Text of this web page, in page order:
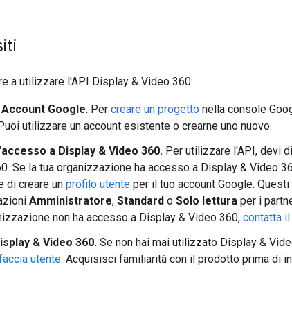
a utilizzare l'API Display & Video 360:
Google. Per creare un progetto nella console
utilizzare un account esistente o crearne uno nuovo.
a Display & Video 360. Per utilizzare l'API, devi
Se la tua organizzazione ha accesso a Display & Video
di creare un profilo utente per il tuo account Google.
Amministratore, Standard o Solo lettura per i
non ha accesso a Display & Video 360, contatta
& Video 360. Se non hai mai utilizzato Display &
utente. Acquisisci familiarità con il prodotto prima di